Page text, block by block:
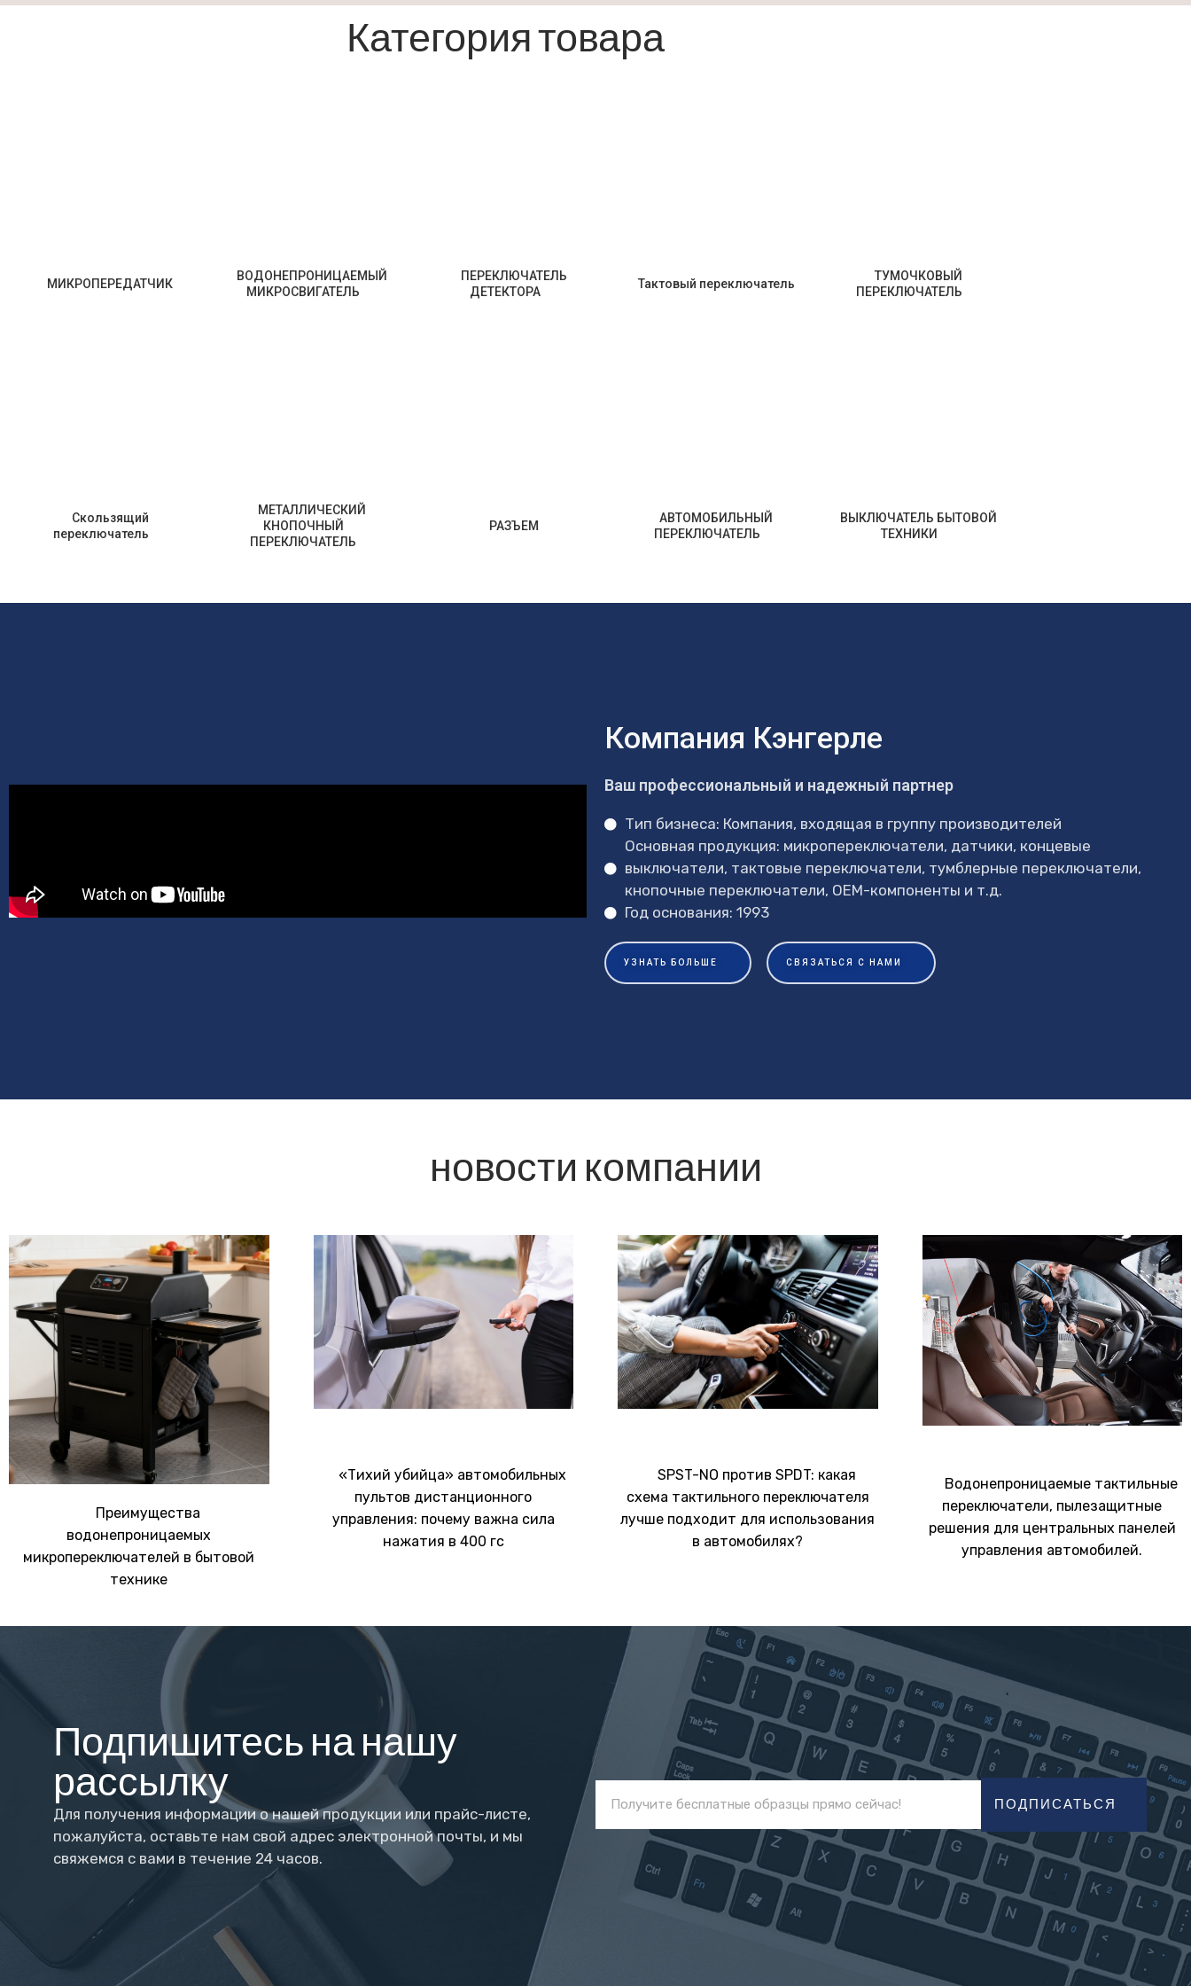
Пример модели
ОТПРАВЛЯТЬ
Категория товара
МИКРОПЕРЕДАТЧИК
ВОДОНЕПРОНИЦАЕМЫЙ
МИКРОСВИГАТЕЛЬ
ПЕРЕКЛЮЧАТЕЛЬ
ДЕТЕКТОРА
Тактовый переключатель
ТУМОЧКОВЫЙ
ПЕРЕКЛЮЧАТЕЛЬ
Скользящий
переключатель
МЕТАЛЛИЧЕСКИЙ
КНОПОЧНЫЙ
ПЕРЕКЛЮЧАТЕЛЬ
РАЗЪЕМ
АВТОМОБИЛЬНЫЙ
ПЕРЕКЛЮЧАТЕЛЬ
ВЫКЛЮЧАТЕЛЬ БЫТОВОЙ
ТЕХНИКИ
Компания Кэнгерле
Ваш профессиональный и надежный партнер
Тип бизнеса: Компания, входящая в группу производителей
Основная продукция: микропереключатели, датчики, концевые
выключатели, тактовые переключатели, тумблерные переключатели,
кнопочные переключатели, OEM-компоненты и т.д.
Год основания: 1993
УЗНАТЬ БОЛЬШЕ СВЯЗАТЬСЯ С НАМИ
новости компании
Преимущества
водонепроницаемых
микропереключателей в бытовой
технике
«Тихий убийца» автомобильных
пультов дистанционного
управления: почему важна сила
нажатия в 400 гс
SPST-NO против SPDT: какая
схема тактильного переключателя
лучше подходит для использования
в автомобилях?
Водонепроницаемые тактильные
переключатели, пылезащитные
решения для центральных панелей
управления автомобилей.
Подпишитесь на нашу
рассылку
Для получения информации о нашей продукции или прайс-листе,
пожалуйста, оставьте нам свой адрес электронной почты, и мы
свяжемся с вами в течение 24 часов.
ПОДПИСАТЬСЯ